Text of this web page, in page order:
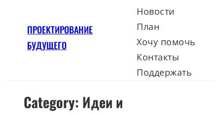
content
ПРОЕКТИРОВАНИЕ
БУДУЩЕГО
Новости
План
Хочу помочь
Контакты
Поддержать
Category: Идеи и